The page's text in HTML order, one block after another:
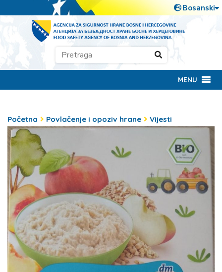
MENU
Početna Povlačenje i opoziv hrane Vijesti